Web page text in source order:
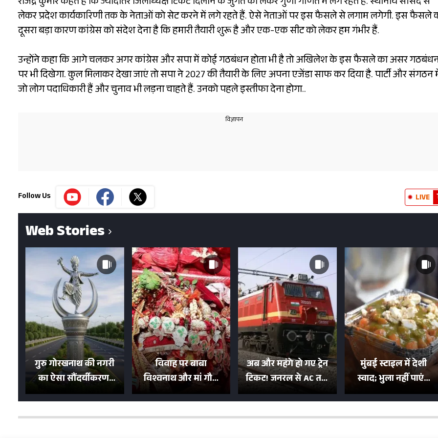
लेकर प्रदेश कार्यकारिणी तक के नेताओं को सेट करने में लगे रहते हैं. ऐसे नेताओं पर इस फैसले से लगाम लगेगी. इस फैसले
दूसरा बड़ा कारण कांग्रेस को संदेश देना है कि हमारी तैयारी शुरू है और एक-एक सीट को लेकर हम गंभीर हैं.
उन्होंने कहा कि आगे चलकर अगर कांग्रेस और सपा में कोई गठबंधन होता भी है तो अखिलेश के इस फैसले का असर
पर भी दिखेगा. कुल मिलाकर देखा जाएं तो सपा ने 2027 की तैयारी के लिए अपना एजेंडा साफ कर दिया है. पार्टी और संगठन
जो लोग पदाधिकारी हैं और चुनाव भी लड़ना चाहते हैं. उनको पहले इस्तीफा देना होगा..
Follow Us LIVE
Web Stories
गुरु गोरखनाथ की नगरी
का ऐसा सौंदर्यीकरण!
मन मोह लेंगी शहर की
विवाह पर बाबा
विश्वनाथ और मां गौरा
को 6 लाख रुपये का
शगुन
अब और महंगे हो गए ट्रेन
टिकट! जनरल से AC तक
का बढ़ा किराया; दिल्ली
मुंबई स्टाइल में देशी
स्वाद; भुला नहीं पाएंगे
मुल्तानी छोले-पाव का